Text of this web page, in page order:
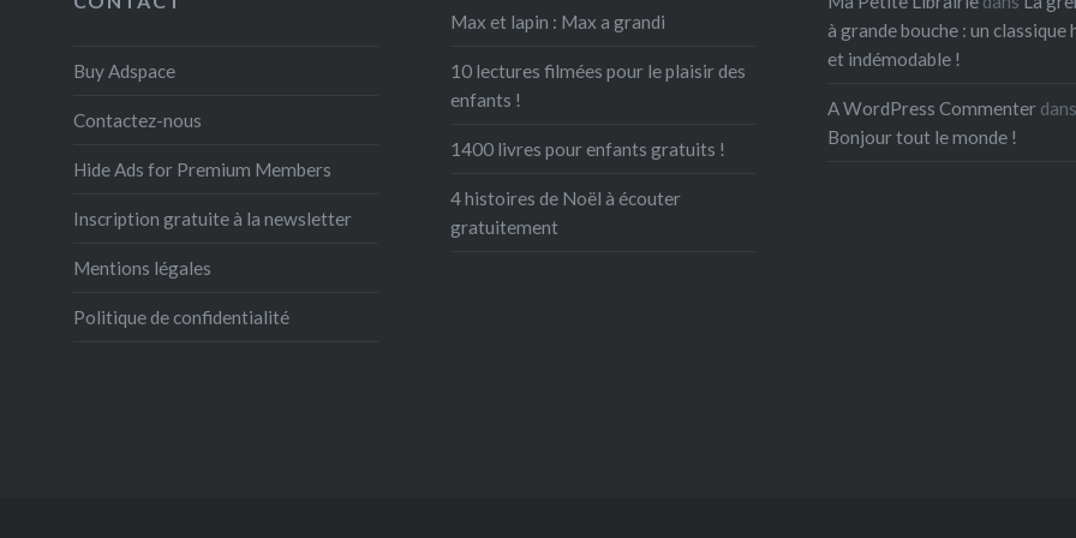
fil des pages, Ninon va décrire
les peurs…
Max et lapin : Max a grandi
10 lectures filmées pour le plaisir des
enfants !
1400 livres pour enfants gratuits !
4 histoires de Noël à écouter
gratuitement
à grande bouche : un classique
et indémodable !
A WordPress Commenter dans
Bonjour tout le monde !
Buy Adspace
Contactez-nous
Hide Ads for Premium Members
Inscription gratuite à la newsletter
Mentions légales
Politique de confidentialité